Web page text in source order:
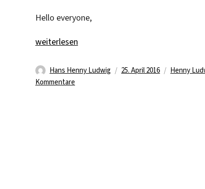
Hello everyone,
„B-Ball Time“
weiterlesen
Autor
Hans Henny Ludwig
Veröffentlicht
25. April 2016 Kategorien
Henny
Kommentare